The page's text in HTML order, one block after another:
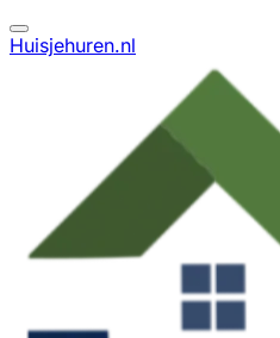
Huisjehuren.nl